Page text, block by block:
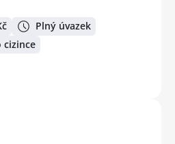
Plný úvazek
cizince